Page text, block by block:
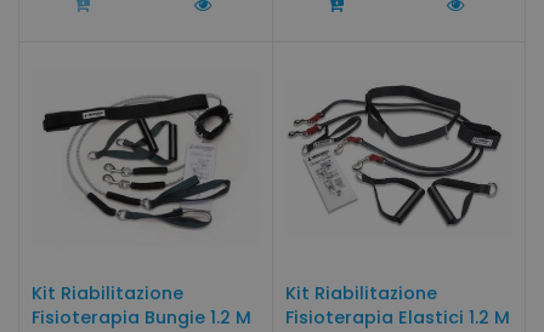
Kit Riabilitazione
Fisioterapia Bungie 1.2 M
Kit Riabilitazione
Fisioterapia Elastici 1.2 M